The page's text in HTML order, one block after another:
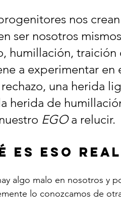
nos
ser nosotros
humillación, traición
a experimentar en
una herida
herida de
EGO a relucir.
es eso
lo conozcamos de